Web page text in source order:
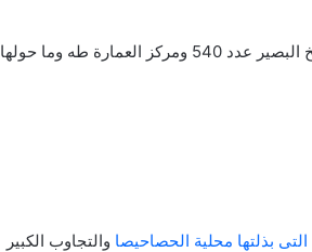
حيث استهدف مركز الحصاحيصا عدد 320 ومركز قرى الحلاوين بالشيخ البصير عدد 540 ومركز العمارة طه وما حولها
بذلتها محلية الحصاحيصا والتجاوب الكبير